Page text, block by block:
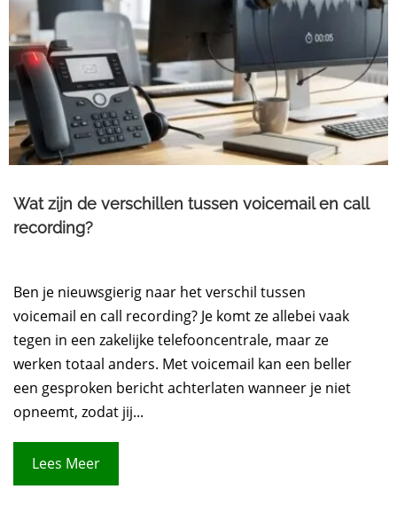
Wat zijn de verschillen tussen voicemail en call
recording?
Ben je nieuwsgierig naar het verschil tussen
voicemail en call recording? Je komt ze allebei vaak
tegen in een zakelijke telefooncentrale, maar ze
werken totaal anders. Met voicemail kan een beller
een gesproken bericht achterlaten wanneer je niet
opneemt, zodat jij...
Lees Meer